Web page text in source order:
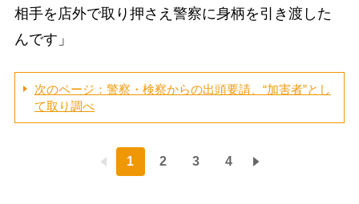
相手を店外で取り押さえ警察に身柄を引き渡した
んです」
次のページ：警察・検察からの出頭要請、“加害者”とし
て取り調べ
1 2 3 4